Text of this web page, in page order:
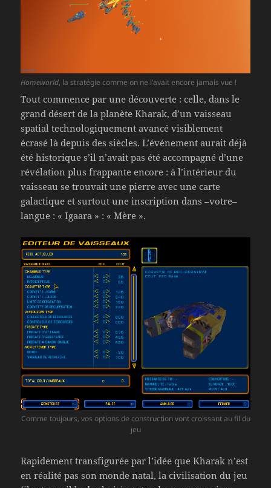
Homeworld, la stratégie comme on ne l’avait encore jamais vue !
Tout commence par une découverte : celle, dans le
grand désert de la planète Kharak, d’un vaisseau
spatial technologiquement avancé visiblement
écrasé là depuis des siècles. L’événement aurait déjà
été historique s’il n’avait pas été accompagné d’une
révélation plus frappante encore : à l’intérieur du
vaisseau se trouvait une pierre avec une carte
galactique et surtout une inscription dans –votre–
langue : « Igaara » : « Mère ».
Comme toujours, vos options de construction vont croissant au fil du
jeu
Rapidement transfigurée par l’idée que Kharak n’est
en réalité pas son monde natal, la civilisation du jeu